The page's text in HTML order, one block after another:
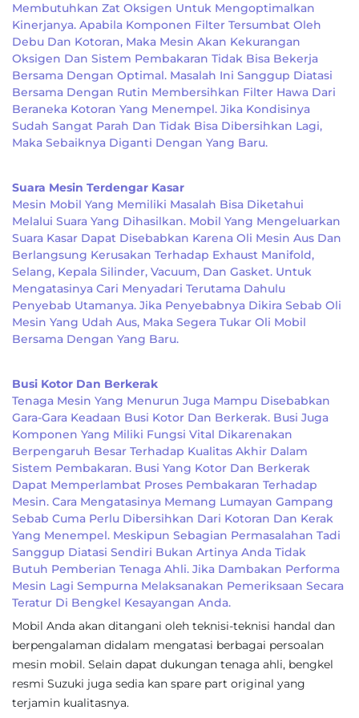
Membutuhkan Zat Oksigen Untuk Mengoptimalkan
Kinerjanya. Apabila Komponen Filter Tersumbat Oleh
Debu Dan Kotoran, Maka Mesin Akan Kekurangan
Oksigen Dan Sistem Pembakaran Tidak Bisa Bekerja
Bersama Dengan Optimal. Masalah Ini Sanggup Diatasi
Bersama Dengan Rutin Membersihkan Filter Hawa Dari
Beraneka Kotoran Yang Menempel. Jika Kondisinya
Sudah Sangat Parah Dan Tidak Bisa Dibersihkan Lagi,
Maka Sebaiknya Diganti Dengan Yang Baru.
Suara Mesin Terdengar Kasar
Mesin Mobil Yang Memiliki Masalah Bisa Diketahui
Melalui Suara Yang Dihasilkan. Mobil Yang Mengeluarkan
Suara Kasar Dapat Disebabkan Karena Oli Mesin Aus Dan
Berlangsung Kerusakan Terhadap Exhaust Manifold,
Selang, Kepala Silinder, Vacuum, Dan Gasket. Untuk
Mengatasinya Cari Menyadari Terutama Dahulu
Penyebab Utamanya. Jika Penyebabnya Dikira Sebab Oli
Mesin Yang Udah Aus, Maka Segera Tukar Oli Mobil
Bersama Dengan Yang Baru.
Busi Kotor Dan Berkerak
Tenaga Mesin Yang Menurun Juga Mampu Disebabkan
Gara-Gara Keadaan Busi Kotor Dan Berkerak. Busi Juga
Komponen Yang Miliki Fungsi Vital Dikarenakan
Berpengaruh Besar Terhadap Kualitas Akhir Dalam
Sistem Pembakaran. Busi Yang Kotor Dan Berkerak
Dapat Memperlambat Proses Pembakaran Terhadap
Mesin. Cara Mengatasinya Memang Lumayan Gampang
Sebab Cuma Perlu Dibersihkan Dari Kotoran Dan Kerak
Yang Menempel. Meskipun Sebagian Permasalahan Tadi
Sanggup Diatasi Sendiri Bukan Artinya Anda Tidak
Butuh Pemberian Tenaga Ahli. Jika Dambakan Performa
Mesin Lagi Sempurna Melaksanakan Pemeriksaan Secara
Teratur Di Bengkel Kesayangan Anda.
Mobil Anda akan ditangani oleh teknisi-teknisi handal dan
berpengalaman didalam mengatasi berbagai persoalan
mesin mobil. Selain dapat dukungan tenaga ahli, bengkel
resmi Suzuki juga sedia kan spare part original yang
terjamin kualitasnya.